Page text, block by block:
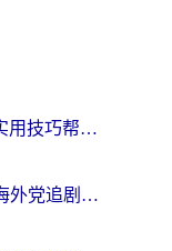
在德国听不了蜻蜓FM？3个实用技巧帮你解锁国内影音自由
在国外玩鸿图之下总卡顿？海外党追剧听歌的3个实用解决方案